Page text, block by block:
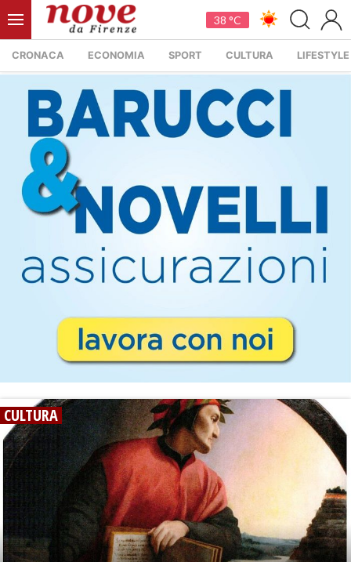
38 °C
CRONACA ECONOMIA SPORT CULTURA LIFESTYLE
CULTURA